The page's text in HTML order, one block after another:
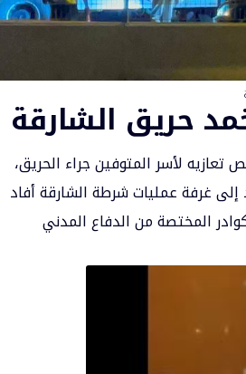
حريق الشارقة
لأسر المتوفين جراء الحريق،
إلى غرفة عمليات شرطة الشارقة أفاد
المختصة من الدفاع المدني